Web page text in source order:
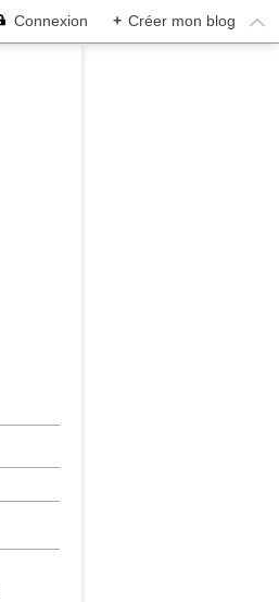
Connexion + Créer mon blog